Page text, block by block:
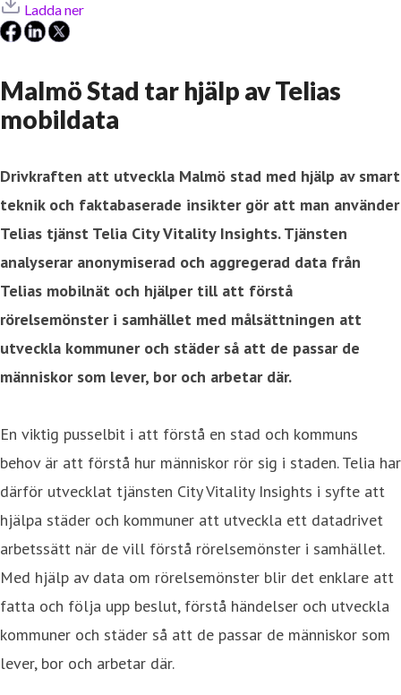
Ladda ner
Malmö Stad tar hjälp av Telias
mobildata
Drivkraften att utveckla Malmö stad med hjälp av smart
teknik och faktabaserade insikter gör att man använder
Telias tjänst Telia City Vitality Insights. Tjänsten
analyserar anonymiserad och aggregerad data från
Telias mobilnät och hjälper till att förstå
rörelsemönster i samhället med målsättningen att
utveckla kommuner och städer så att de passar de
människor som lever, bor och arbetar där.
En viktig pusselbit i att förstå en stad och kommuns
behov är att förstå hur människor rör sig i staden. Telia har
därför utvecklat tjänsten City Vitality Insights i syfte att
hjälpa städer och kommuner att utveckla ett datadrivet
arbetssätt när de vill förstå rörelsemönster i samhället.
Med hjälp av data om rörelsemönster blir det enklare att
fatta och följa upp beslut, förstå händelser och utveckla
kommuner och städer så att de passar de människor som
lever, bor och arbetar där.